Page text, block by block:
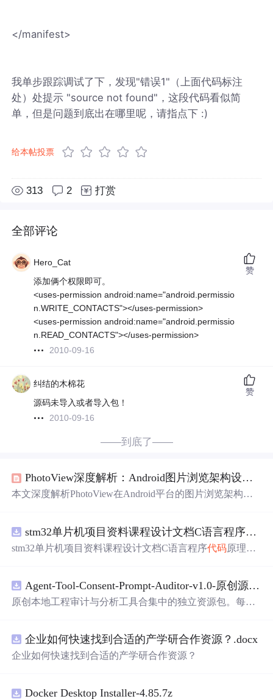
</manifest>
我单步跟踪调试了下，发现"错误1"（上面代码标注
处）处提示 "source not found"，这段代码看似简
单，但是问题到底出在哪里呢，请指点下 :)
给本帖投票
313 2 打赏
全部评论
Hero_Cat
添加俩个权限即可。
<uses-permission android:name="android.permissio
n.WRITE_CONTACTS"></uses-permission>
<uses-permission android:name="android.permissio
n.READ_CONTACTS"></uses-permission>
2010-09-16
赞
纠结的木棉花
源码未导入或者导入包！
2010-09-16
赞
——到底了——
PhotoView深度解析：Android图片浏览架构设计与企业级实战指南
本文深度解析PhotoView在Android平台的图片浏览架构设
cyclerView适配、手势冲突解决）、性能优化（矩阵缓存、
内存管理、渐进式加载）及第三方库（Glide/Picasso/Coil）
stm32单片机项目资料课程设计文档C语言程序
代码
stm32单片机项目资料课程设计文档C语言程序代码原理图
Agent-Tool-Consent-Prompt-Auditor-v1.0-原创源码与文档.zip
原创本地工程审计与分析工具合集中的独立资源包。每个
README、运行说明、功能清单、MIT License及原创与授
权声明。解压后进入project目录，执行npm test验证算法，
目源码、Logo、官方截图、论文、生产日志或其他受限素
企业如何快速找到合适的产学研合作资源？.docx
企业如何快速找到合适的产学研合作资源？
Docker Desktop Installer-4.85.7z